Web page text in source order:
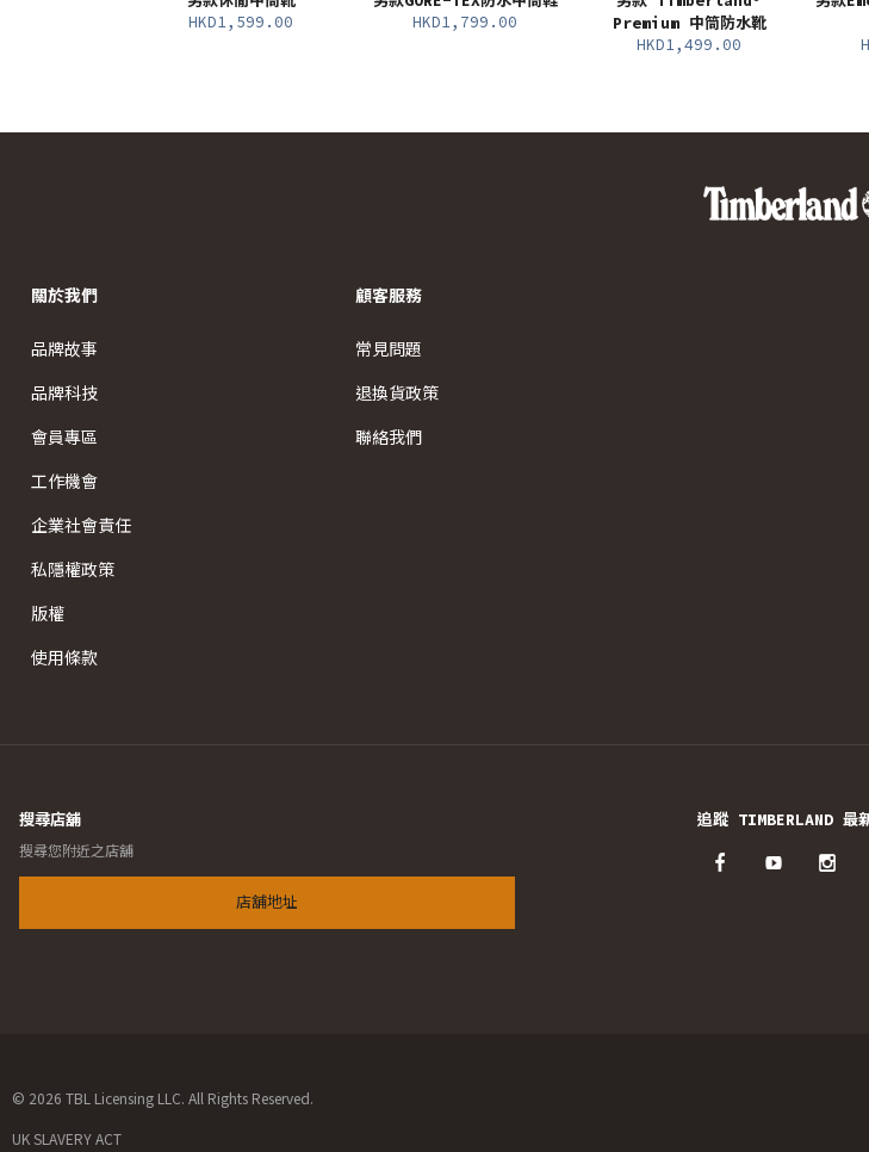
HKD1,599.00
HKD1,799.00
Premium 中筒防水靴
HKD1,499.00
關於我們
品牌故事
品牌科技
會員專區
工作機會
企業社會責任
私隱權政策
版權
使用條款
顧客服務
常見問題
退換貨政策
聯絡我們
搜尋店舖
搜尋您附近之店舖
店舖地址
追蹤 TIMBERLAND 最
© 2026 TBL Licensing LLC. All Rights Reserved.
UK SLAVERY ACT